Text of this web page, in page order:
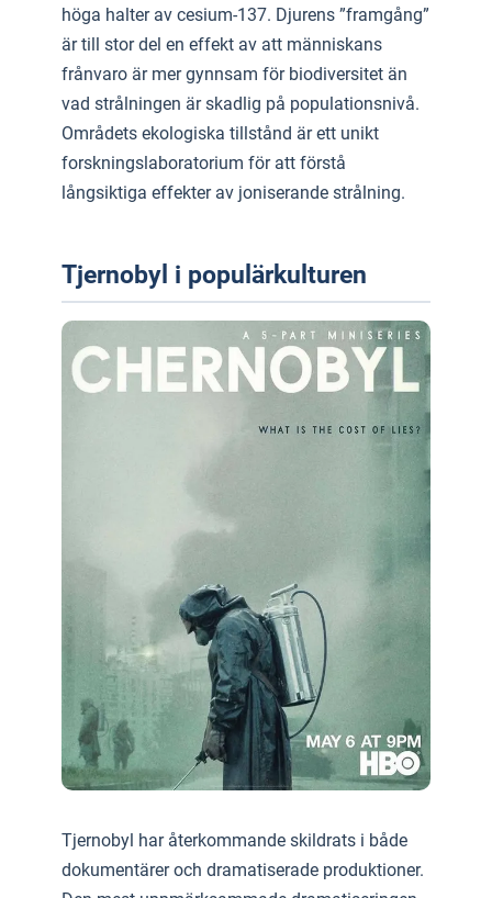
höga halter av cesium-137. Djurens ”framgång”
är till stor del en effekt av att människans
frånvaro är mer gynnsam för biodiversitet än
vad strålningen är skadlig på populationsnivå.
Områdets ekologiska tillstånd är ett unikt
forskningslaboratorium för att förstå
långsiktiga effekter av joniserande strålning.
Tjernobyl i populärkulturen
Tjernobyl har återkommande skildrats i både
dokumentärer och dramatiserade produktioner.